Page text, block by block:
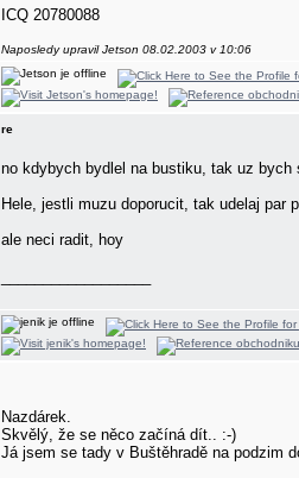
ICQ 20780088
Naposledy upravil Jetson 08.02.2003 v 10:06
re
no kdybych bydlel na bustiku, tak uz bych
Hele, jestli muzu doporucit, tak udelaj par
ale neci radit, hoy
Nazdárek.
Skvělý, že se něco začíná dít.. :-)
Já jsem se tady v Buštěhradě na podzim